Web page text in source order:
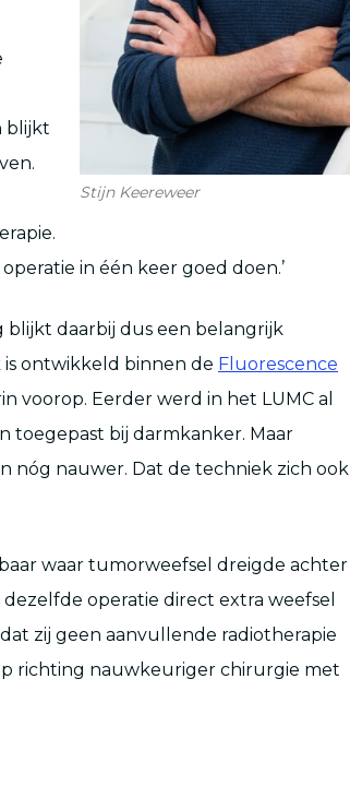
Stijn Keereweer
blijkt
in één keer goed doen.’
daarbij dus een belangrijk
ontwikkeld binnen de Fluorescence
voorop. Eerder werd in het LUMC al
toegepast bij darmkanker. Maar
nóg nauwer. Dat de techniek zich ook
waar tumorweefsel dreigde achter
operatie direct extra weefsel
zij geen aanvullende radiotherapie
richting nauwkeuriger chirurgie met